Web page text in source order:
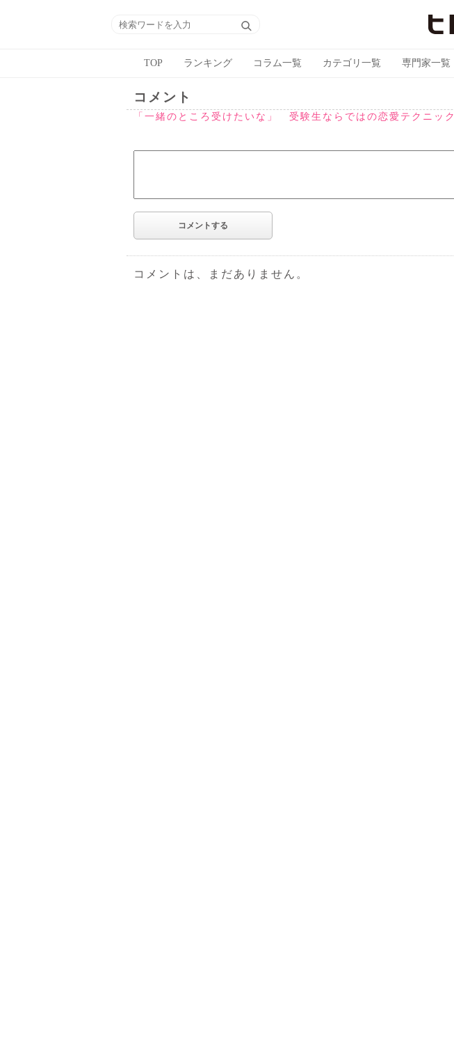
TOP ランキング コラム一覧 カテゴリ一覧 専門家一覧
コメント
「一緒のところ受けたいな」 受験生ならではの恋愛テクニック
コメントは、まだありません。